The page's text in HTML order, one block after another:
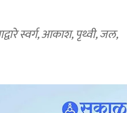
स्वर्ग, आकाश, पृथ्वी, जल,